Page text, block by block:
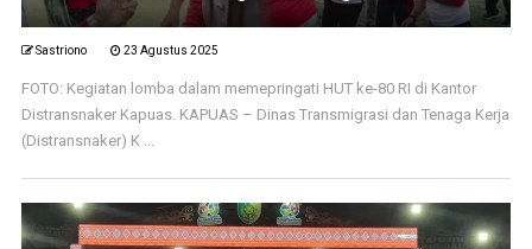
Sastriono 23 Agustus 2025
FOTO: Kegiatan lomba dalam memepringati HUT ke-80 RI di Kantor
Distransnaker Kapuas. KAPUAS – Dinas Transmigrasi dan Tenaga Kerja
(Distransnaker) K ...